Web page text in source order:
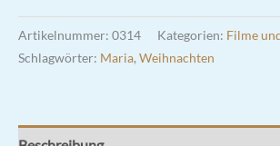
Artikelnummer: 0314 Kategorien: Filme
Schlagwörter: Maria, Weihnachten